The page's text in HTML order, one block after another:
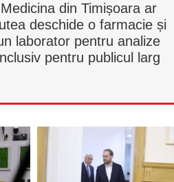
Medicina din Timișoara ar
deschide o farmacie și
laborator pentru analize
pentru publicul larg